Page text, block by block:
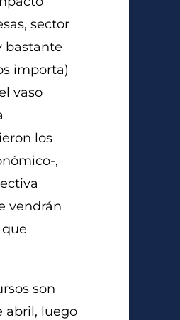
sector
bastante
importa)
vaso
los
,
vendrán
son
abril, luego